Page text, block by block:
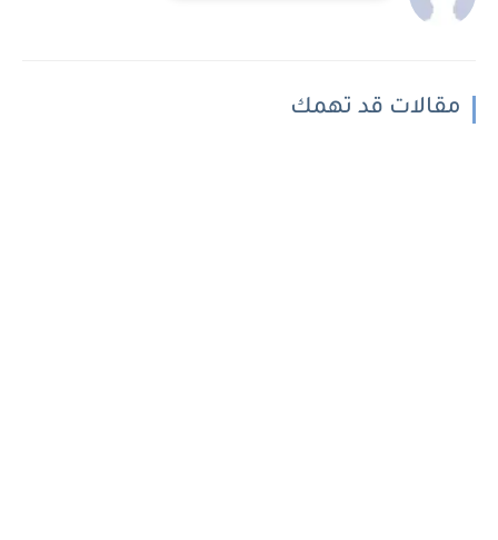
مقالات قد تهمك